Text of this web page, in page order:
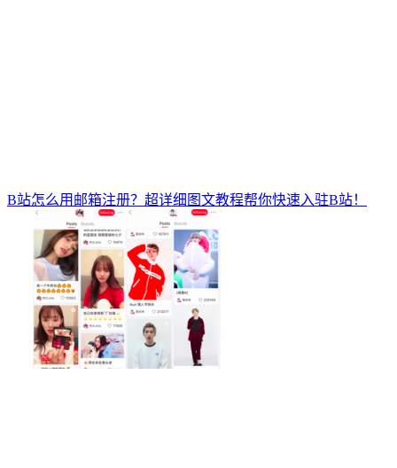
B站怎么用邮箱注册？超详细图文教程帮你快速入驻B站！